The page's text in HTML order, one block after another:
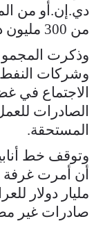
دي.إن.أو من
من 300 مليون دولار.
وذكرت
وشركات النفط
الصادرات
المستحقة.
وتوقف خط
مليار دولار
صادرات غير